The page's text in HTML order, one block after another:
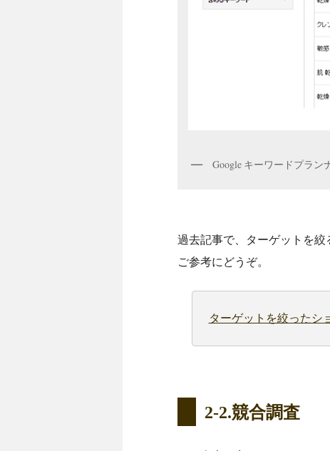
Google キーワードプラン
過去記事で、ターゲットを絞
ご参考にどうぞ。
ターゲットを絞ったシ
2-2.競合調査